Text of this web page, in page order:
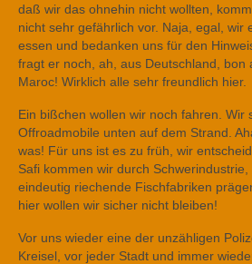
daß wir das ohnehin nicht wollten,
nicht sehr gefährlich vor. Naja, egal, wir
essen und bedanken uns für den
fragt er noch, ah, aus Deutschland, bon
Maroc! Wirklich alle sehr freundlich hier.
Ein bißchen wollen wir noch fahren. Wir
Offroadmobile unten auf dem Strand.
was! Für uns ist es zu früh, wir
Safi kommen wir durch
eindeutig riechende Fischfabriken
hier wollen wir sicher nicht bleiben!
Vor uns wieder eine der unzähligen
Kreisel, vor jeder Stadt und immer